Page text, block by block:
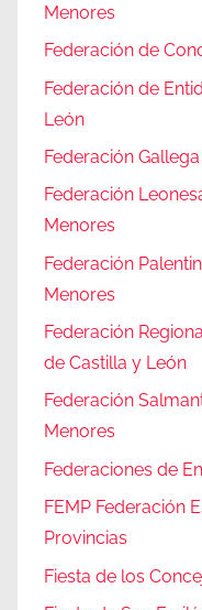
Menores
Federación de
Federación de
León
Federación
Federación
Menores
Federación
Menores
Federación
de Castilla y León
Federación
Menores
Federaciones de
FEMP Federación
Provincias
Fiesta de los